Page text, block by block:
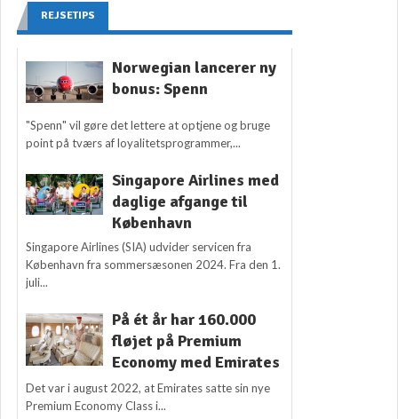
REJSETIPS
Norwegian lancerer ny
bonus: Spenn
"Spenn" vil gøre det lettere at optjene og bruge
point på tværs af loyalitetsprogrammer,...
Singapore Airlines med
daglige afgange til
København
Singapore Airlines (SIA) udvider servicen fra
København fra sommersæsonen 2024. Fra den 1.
juli...
På ét år har 160.000
fløjet på Premium
Economy med Emirates
Det var i august 2022, at Emirates satte sin nye
Premium Economy Class i...